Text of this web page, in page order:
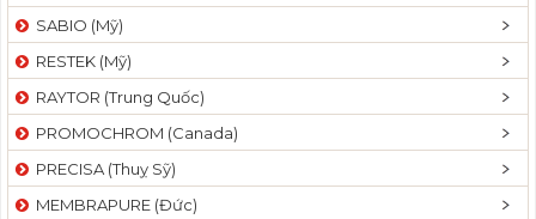
SABIO (Mỹ)
RESTEK (Mỹ)
RAYTOR (Trung Quốc)
PROMOCHROM (Canada)
PRECISA (Thuỵ Sỹ)
MEMBRAPURE (Đức)